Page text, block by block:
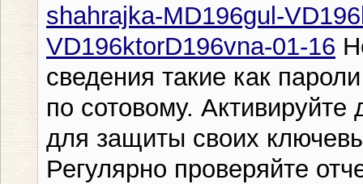
shahrajka-MD196gul-
VD196ktorD196vna-01-16
сведения такие как
по сотовому.
для защиты своих
Регулярно проверяйте